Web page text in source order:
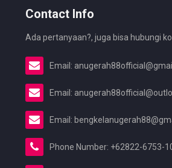
Contact Info
Ada pertanyaan?, juga bisa hubungi
Email:
Email:
Email:
Phone Number: +62822-6753-